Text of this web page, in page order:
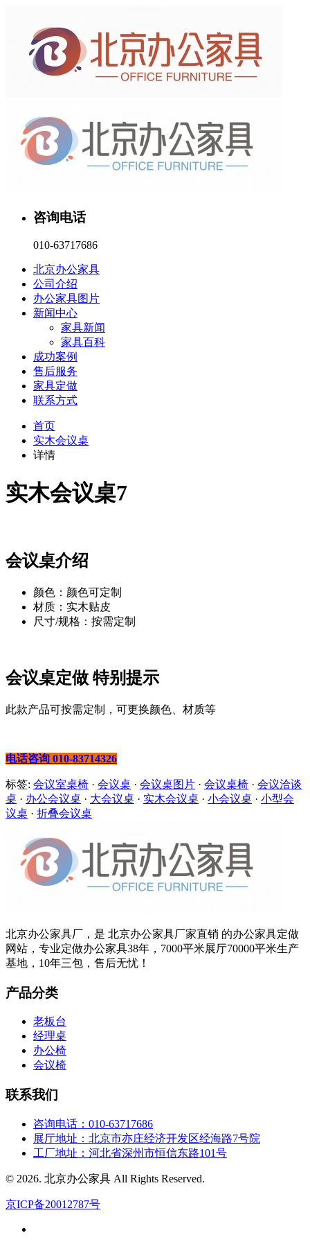
咨询电话
010-63717686
北京办公家具
公司介绍
办公家具图片
新闻中心
家具新闻
家具百科
成功案例
售后服务
家具定做
联系方式
首页
实木会议桌
详情
实木会议桌7
会议桌介绍
颜色：颜色可定制
材质：实木贴皮
尺寸/规格：按需定制
会议桌定做 特别提示
此款产品可按需定制，可更换颜色、材质等
电话咨询 010-83714326
标签: 会议室桌椅 · 会议桌 · 会议桌图片 · 会议桌椅 · 会议洽谈
桌 · 办公会议桌 · 大会议桌 · 实木会议桌 · 小会议桌 · 小型会
议桌 · 折叠会议桌
北京办公家具厂，是 北京办公家具厂家直销 的办公家具定做
网站，专业定做办公家具38年，7000平米展厅70000平米生产
基地，10年三包，售后无忧！
产品分类
老板台
经理桌
办公椅
会议椅
联系我们
咨询电话：010-63717686
展厅地址：北京市亦庄经济开发区经海路7号院
工厂地址：河北省深州市恒信东路101号
© 2026. 北京办公家具 All Rights Reserved.
京ICP备20012787号